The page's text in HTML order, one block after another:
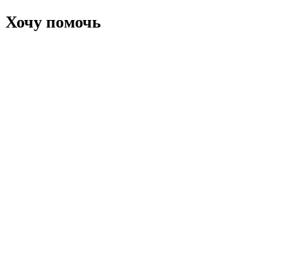
Хочу помочь